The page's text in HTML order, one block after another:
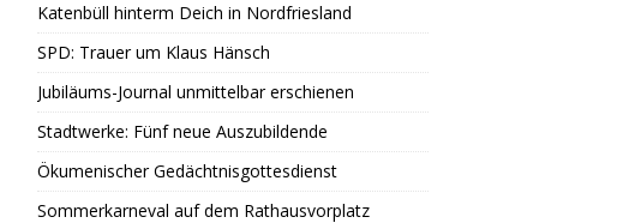
Katenbüll hinterm Deich in Nordfriesland
SPD: Trauer um Klaus Hänsch
Jubiläums-Journal unmittelbar erschienen
Stadtwerke: Fünf neue Auszubildende
Ökumenischer Gedächtnisgottesdienst
Sommerkarneval auf dem Rathausvorplatz